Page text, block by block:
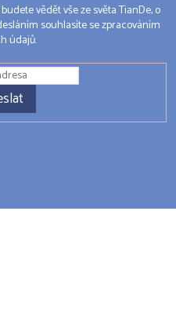
vědět vše ze světa TianDe, o
souhlasíte se zpracováním
údajů.